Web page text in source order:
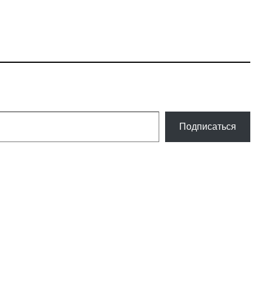
Подписаться